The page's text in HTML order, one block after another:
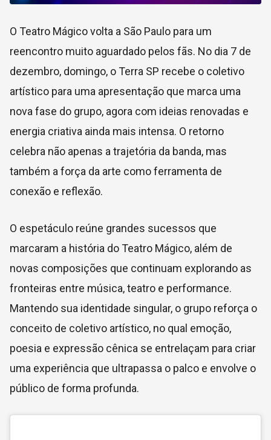
O Teatro Mágico volta a São Paulo para um
reencontro muito aguardado pelos fãs. No dia 7 de
dezembro, domingo, o Terra SP recebe o coletivo
artístico para uma apresentação que marca uma
nova fase do grupo, agora com ideias renovadas e
energia criativa ainda mais intensa. O retorno
celebra não apenas a trajetória da banda, mas
também a força da arte como ferramenta de
conexão e reflexão.
O espetáculo reúne grandes sucessos que
marcaram a história do Teatro Mágico, além de
novas composições que continuam explorando as
fronteiras entre música, teatro e performance.
Mantendo sua identidade singular, o grupo reforça o
conceito de coletivo artístico, no qual emoção,
poesia e expressão cênica se entrelaçam para criar
uma experiência que ultrapassa o palco e envolve o
público de forma profunda.